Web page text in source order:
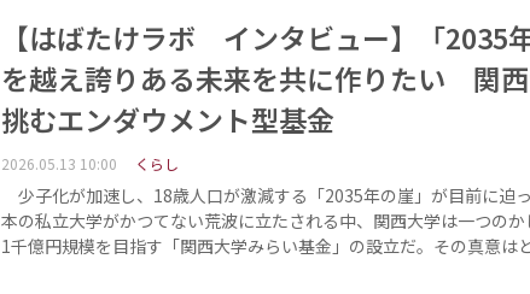
【はばたけラボ インタビュー】「2035
を越え誇りある未来を共に作りたい 関
挑むエンダウメント型基金
2026.05.13 10:00 くらし
少子化が加速し、18歳人口が激減する「2035年の崖」が目前に迫
本の私立大学がかつてない荒波に立たされる中、関西大学は一つのか
1千億円規模を目指す「関西大学みらい基金」の設立だ。その真意は